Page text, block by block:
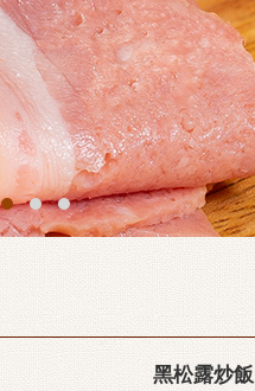
黑松露炒飯